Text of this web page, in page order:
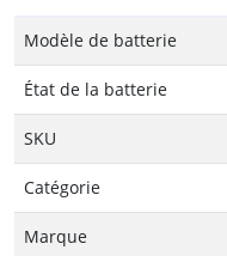
Modèle de batterie
État de la batterie
SKU
Catégorie
Marque